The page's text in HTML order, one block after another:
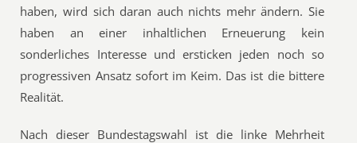
haben, wird sich daran auch nichts mehr ändern. Sie
haben an einer inhaltlichen Erneuerung kein
sonderliches Interesse und ersticken jeden noch so
progressiven Ansatz sofort im Keim. Das ist die bittere
Realität.
Nach dieser Bundestagswahl ist die linke Mehrheit